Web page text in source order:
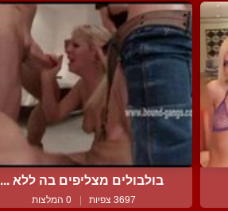
בולבולים מצליפים בה ללא ...
3697 צפיות | 0 המלצות